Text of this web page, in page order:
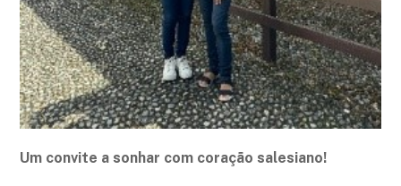
Um convite a sonhar com coração salesiano!